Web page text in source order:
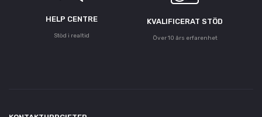
HELP CENTRE
Stöd i realtid
KVALIFICERAT STÖD
Över 10 års erfarenhet